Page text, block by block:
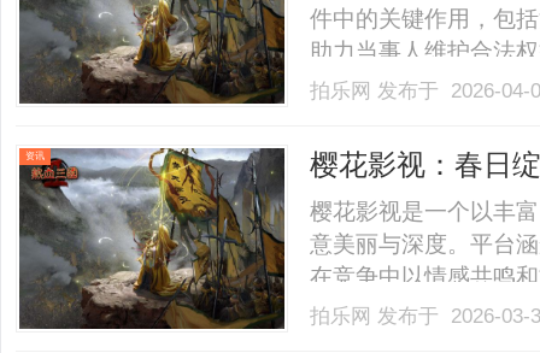
件中的关键作用，包
助力当事人维护合法
拍乐网 发布于 2026-
资讯 樱花影视：春日
樱花影视是一个以丰
意美丽与深度。平台
在竞争中以情感共鸣
为光影世界中的重要
拍乐网 发布于 2026-